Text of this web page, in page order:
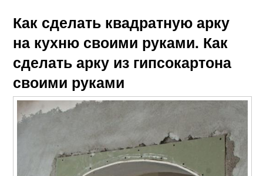
Как сделать квадратную арку
на кухню своими руками. Как
сделать арку из гипсокартона
своими руками